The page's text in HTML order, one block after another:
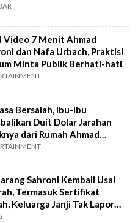
Video 7 Menit Ahmad
dan Nafa Urbach, Praktisi
Minta Publik Berhati-hati
Bersalah, Ibu-Ibu
Duit Dolar Jarahan
dari Rumah Ahmad
Sahroni Kembali Usai
Termasuk Sertifikat
Keluarga Janji Tak Lapor